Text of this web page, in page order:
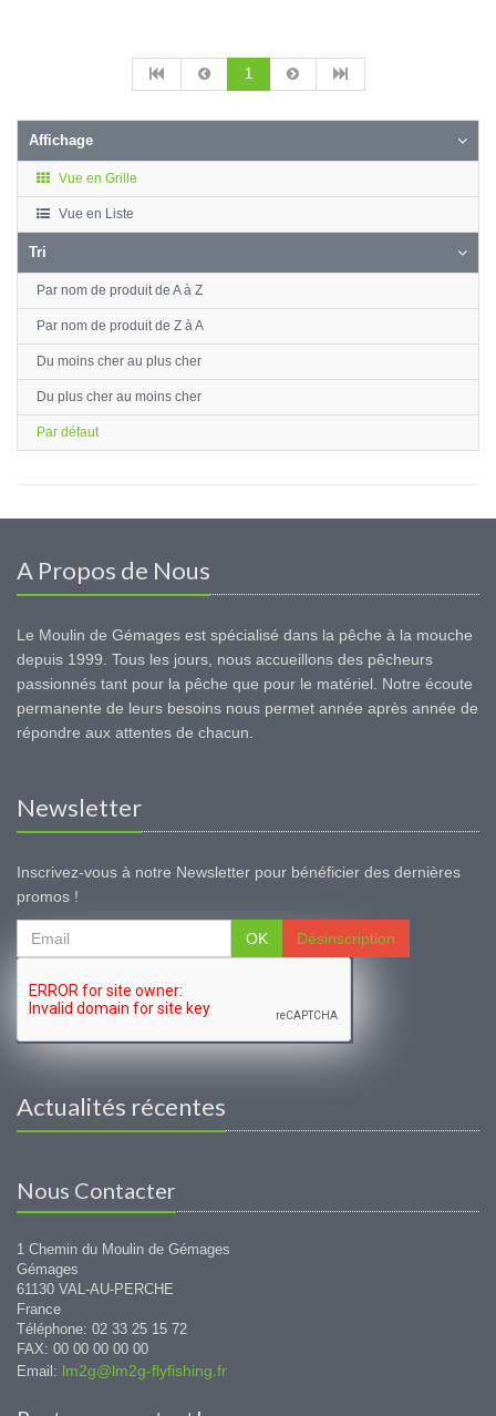
1
Affichage
Vue en Grille
Vue en Liste
Tri
Par nom de produit de A à Z
Par nom de produit de Z à A
Du moins cher au plus cher
Du plus cher au moins cher
Par défaut
A Propos de Nous
Le Moulin de Gémages est spécialisé dans la pêche à la mouche
depuis 1999. Tous les jours, nous accueillons des pêcheurs
passionnés tant pour la pêche que pour le matériel. Notre écoute
permanente de leurs besoins nous permet année après année de
répondre aux attentes de chacun.
Newsletter
Inscrivez-vous à notre Newsletter pour bénéficier des dernières
promos !
OK Désinscription
Actualités récentes
Nous Contacter
1 Chemin du Moulin de Gémages
Gémages
61130 VAL-AU-PERCHE
France
Téléphone: 02 33 25 15 72
FAX: 00 00 00 00 00
Email: lm2g@lm2g-flyfishing.fr